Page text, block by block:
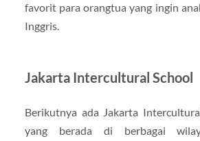
favorit para orangtua yang ingin
Inggris.
Jakarta Intercultural School
Berikutnya ada Jakarta
yang berada di berbagai